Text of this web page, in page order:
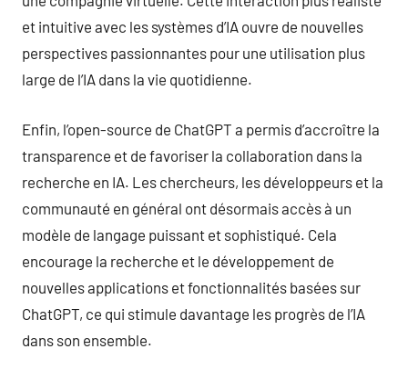
et intuitive avec les systèmes d’IA ouvre de nouvelles
perspectives passionnantes pour une utilisation plus
large de l’IA dans la vie quotidienne.
Enfin, l’open-source de ChatGPT a permis d’accroître la
transparence et de favoriser la collaboration dans la
recherche en IA. Les chercheurs, les développeurs et la
communauté en général ont désormais accès à un
modèle de langage puissant et sophistiqué. Cela
encourage la recherche et le développement de
nouvelles applications et fonctionnalités basées sur
ChatGPT, ce qui stimule davantage les progrès de l’IA
dans son ensemble.